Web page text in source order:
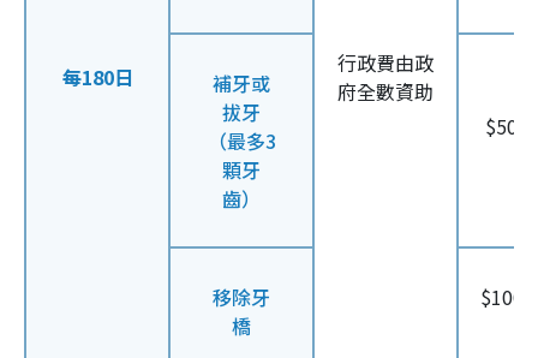
每180日
行政費由政
府全數資助
補牙或
拔牙
（最多3
顆牙
齒）
$50/
移除牙
橋
$100/